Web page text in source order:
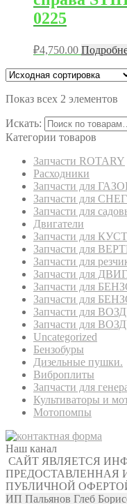
0225
₽4,750.00
Показ всех 2 элементов
Искать:
Категории товаров
Запчасти ROTARY
Расходники
Запчасти для
Запчасти для
Запчасти для
Двигатели
Запчасти для
Запчасти для
Запчасти для
Запчасти для
Запчасти для
Запчасти для
Запчасти для
Запчасти для
Uncategorized
Бензобуры
Дизельные пушки.
Виброплиты
Запчасти для
Культиваторы и
Мотопомпы
Наш канал
САЙТ ЯВЛЯЕТСЯ
ПРЕДОСТАВЛЕННАЯ
ПУБЛИЧНОЙ
ИП Пальянов Глеб